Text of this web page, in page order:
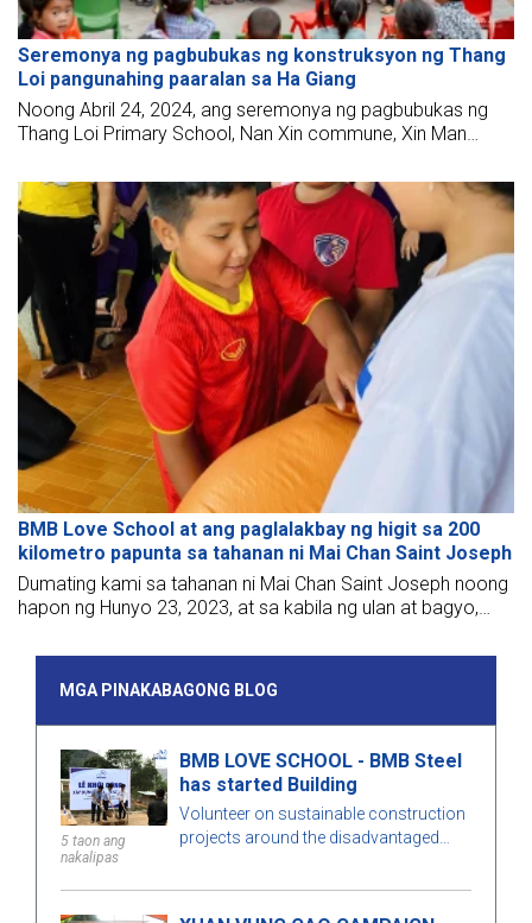
Seremonya ng pagbubukas ng konstruksyon ng Thang
Loi pangunahing paaralan sa Ha Giang
Noong Abril 24, 2024, ang seremonya ng pagbubukas ng
Thang Loi Primary School, Nan Xin commune, Xin Man
maraming guro, estudyante at mga estudyante ng paaralan
at mga kinatawan ng BMB Love School Foundation.
BMB Love School at ang paglalakbay ng higit sa 200
kilometro papunta sa tahanan ni Mai Chan Saint Joseph
Dumating kami sa tahanan ni Mai Chan Saint Joseph noong
hapon ng Hunyo 23, 2023, at sa kabila ng ulan at bagyo,
puno ng pag-ibig na ipinadala ng BMB sa mga nakatatanda
at bata dito.
MGA PINAKABAGONG BLOG
5 taon ang
nakalipas
BMB LOVE SCHOOL - BMB Steel
has started Building
Volunteer on sustainable construction
projects around the disadvantaged